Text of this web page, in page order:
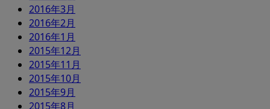
2016年3月
2016年2月
2016年1月
2015年12月
2015年11月
2015年10月
2015年9月
2015年8月